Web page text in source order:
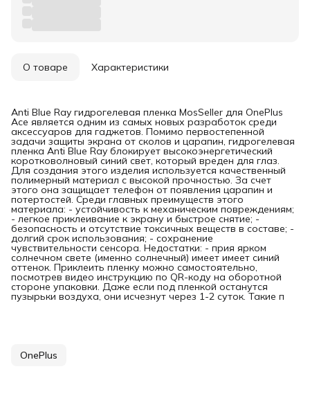
О товаре Характеристики
Anti Blue Ray гидрогелевая пленка MosSeller для OnePlus
Ace является одним из самых новых разработок среди
аксессуаров для гаджетов. Помимо первостепенной
задачи защиты экрана от сколов и царапин, гидрогелевая
пленка Anti Blue Ray блокирует высокоэнергетический
коротковолновый синий свет, который вреден для глаз.
Для создания этого изделия используется качественный
полимерный материал с высокой прочностью. За счет
этого она защищает телефон от появления царапин и
потертостей. Среди главных преимуществ этого
материала: - устойчивость к механическим повреждениям;
- легкое приклеивание к экрану и быстрое снятие; -
безопасность и отсутствие токсичных веществ в составе; -
долгий срок использования; - сохранение
чувствительности сенсора. Недостатки: - прия ярком
солнечном свете (именно солнечный) имеет имеет синий
оттенок. Приклеить пленку можно самостоятельно,
посмотрев видео инструкцию по QR-коду на оборотной
стороне упаковки. Даже если под пленкой останутся
пузырьки воздуха, они исчезнут через 1-2 суток. Такие п
OnePlus